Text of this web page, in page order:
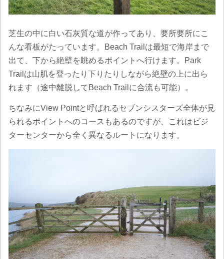
芝生の中に白い石灰質な道が作ってあり、要所要所にこ
んな看板がたっています。Beach Trailは最短で海岸まで
出て、下から絶壁を眺めるポイントへ行けます。Park
Trailは山肌を登ったり下りたりしながら絶壁の上に出ら
れます（途中離脱してBeach Trailに合流も可能）。
ちなみにView Pointと呼ばれるセブンシスターズ全体が見
られるポイントへのコースもあるのですが、これはビジ
ターセンターから全く異なるルートになります。